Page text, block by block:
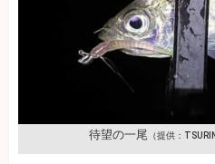
待望の一尾（提供：